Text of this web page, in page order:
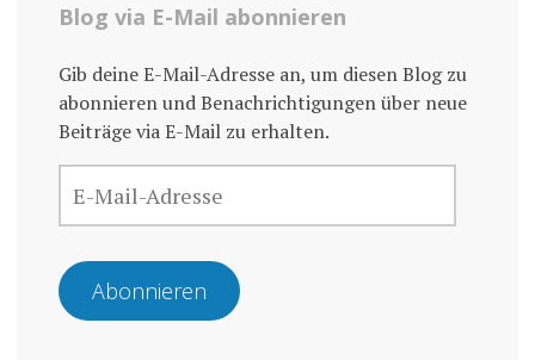
Blog via E-Mail abonnieren
Gib deine E-Mail-Adresse an, um diesen Blog zu
abonnieren und Benachrichtigungen über neue
Beiträge via E-Mail zu erhalten.
MAIL-
ADRESSE
Abonnieren